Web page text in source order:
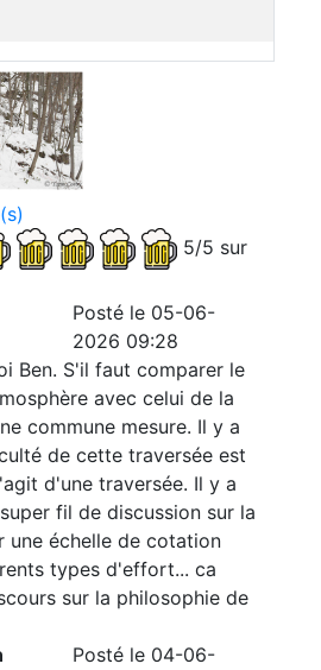
5/5 sur
Posté le 05-06-
2026 09:28
Ben. S'il faut comparer le
avec celui de la
commune mesure. Il y a
de cette traversée est
d'une traversée. Il y a
fil de discussion sur la
une échelle de cotation
types d'effort... ca
sur la philosophie de
Posté le 04-06-